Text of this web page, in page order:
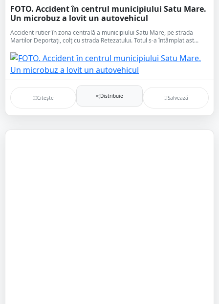
FOTO. Accident în centrul municipiului Satu Mare.
Un microbuz a lovit un autovehicul
Accident rutier în zona centrală a municipiului Satu Mare, pe strada
Martilor Deportați, colț cu strada Retezatului. Totul s-a întâmplat ast...
Citește Distribuie Salvează